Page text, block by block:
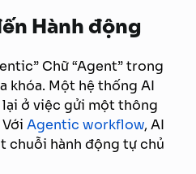
Hành động
Chữ “Agent” trong
khóa. Một hệ thống AI
ở việc gửi một thông
Agentic workflow, AI
chuỗi hành động tự chủ